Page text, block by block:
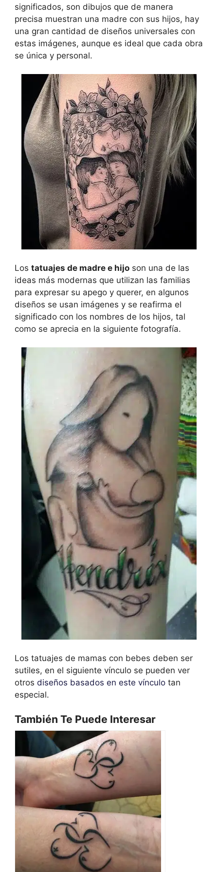
significados, son dibujos que de manera
precisa muestran una madre con sus hijos, hay
una gran cantidad de diseños universales con
estas imágenes, aunque es ideal que cada obra
se única y personal.
Los tatuajes de madre e hijo son una de las
ideas más modernas que utilizan las familias
para expresar su apego y querer, en algunos
diseños se usan imágenes y se reafirma el
significado con los nombres de los hijos, tal
como se aprecia en la siguiente fotografía.
Los tatuajes de mamas con bebes deben ser
sutiles, en el siguiente vínculo se pueden ver
otros diseños basados en este vínculo tan
especial.
También Te Puede Interesar